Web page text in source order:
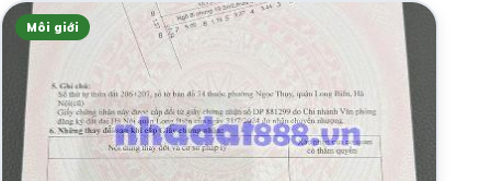
Môi giới